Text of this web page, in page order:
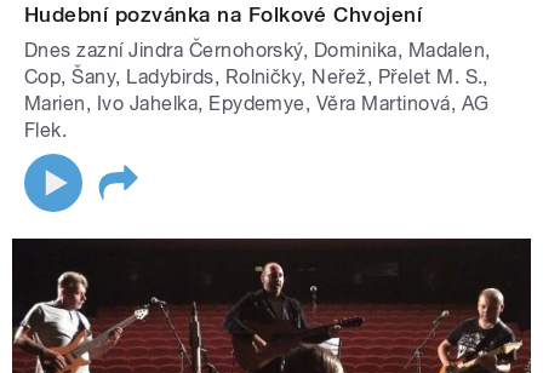
Hudební pozvánka na Folkové Chvojení
Dnes zazní Jindra Černohorský, Dominika, Madalen,
Cop, Šany, Ladybirds, Rolničky, Neřež, Přelet M. S.,
Marien, Ivo Jahelka, Epydemye, Věra Martinová, AG
Flek.